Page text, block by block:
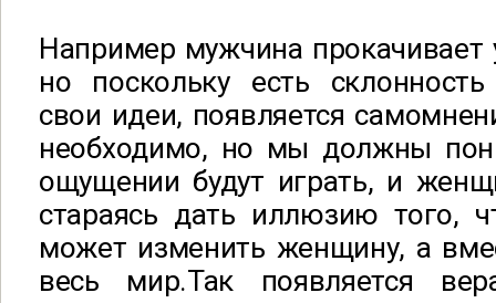
Например мужчина прокачивает
но поскольку есть
свои идеи, появляется
необходимо, но мы должны
ощущении будут играть, и
стараясь дать иллюзию того,
может изменить женщину, а
весь мир.Так появляется